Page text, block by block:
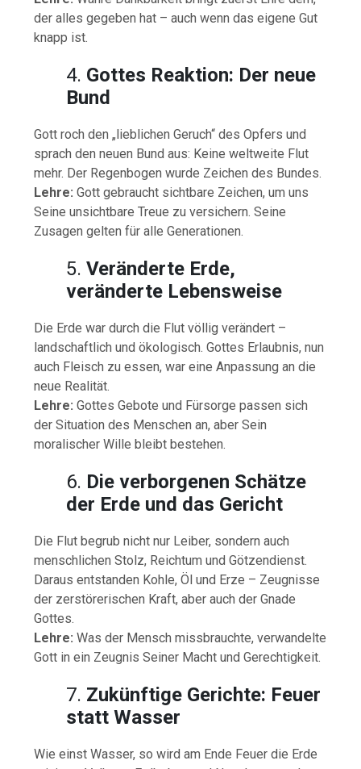
der alles gegeben hat – auch wenn das eigene Gut
knapp ist.
4. Gottes Reaktion: Der neue
Bund
Gott roch den „lieblichen Geruch“ des Opfers und
sprach den neuen Bund aus: Keine weltweite Flut
mehr. Der Regenbogen wurde Zeichen des Bundes.
Lehre: Gott gebraucht sichtbare Zeichen, um uns
Seine unsichtbare Treue zu versichern. Seine
Zusagen gelten für alle Generationen.
5.Veränderte Erde,
veränderte Lebensweise
Die Erde war durch die Flut völlig verändert –
landschaftlich und ökologisch. Gottes Erlaubnis, nun
auch Fleisch zu essen, war eine Anpassung an die
neue Realität.
Lehre: Gottes Gebote und Fürsorge passen sich
der Situation des Menschen an, aber Sein
moralischer Wille bleibt bestehen.
6. Die verborgenen Schätze
der Erde und das Gericht
Die Flut begrub nicht nur Leiber, sondern auch
menschlichen Stolz, Reichtum und Götzendienst.
Daraus entstanden Kohle, Öl und Erze – Zeugnisse
der zerstörerischen Kraft, aber auch der Gnade
Gottes.
Lehre: Was der Mensch missbrauchte, verwandelte
Gott in ein Zeugnis Seiner Macht und Gerechtigkeit.
7. Zukünftige Gerichte: Feuer
statt Wasser
Wie einst Wasser, so wird am Ende Feuer die Erde